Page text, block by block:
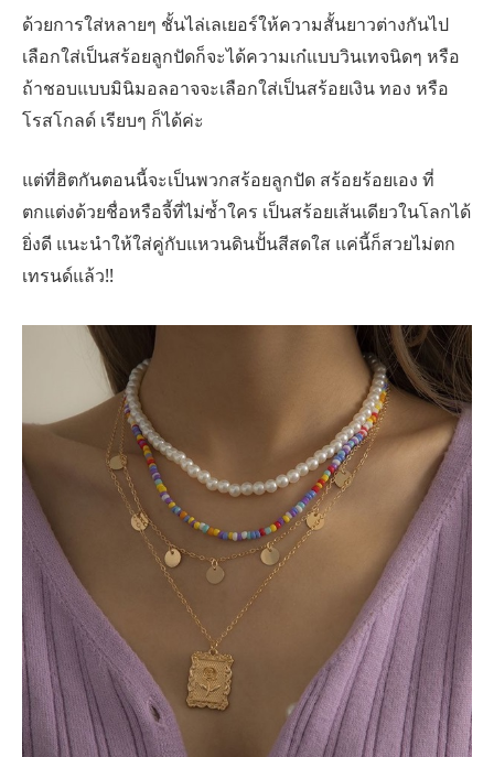
ด้วยการใส่หลายๆ ชั้นไล่เลเยอร์ให้ความสั้นยาวต่างกันไป
เลือกใส่เป็นสร้อยลูกปัดก็จะได้ความเก๋แบบวินเทจนิดๆ หรือ
ถ้าชอบแบบมินิมอลอาจจะเลือกใส่เป็นสร้อยเงิน ทอง หรือ
โรสโกลด์ เรียบๆ ก็ได้ค่ะ
แต่ที่ฮิตกันตอนนี้จะเป็นพวกสร้อยลูกปัด สร้อยร้อยเอง ที่
ตกแต่งด้วยชื่อหรือจี้ที่ไม่ซ้ำใคร เป็นสร้อยเส้นเดียวในโลกได้
ยิ่งดี แนะนำให้ใส่คู่กับแหวนดินปั้นสีสดใส แค่นี้ก็สวยไม่ตก
เทรนด์แล้ว!!